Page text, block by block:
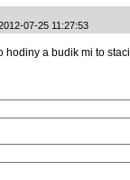
07-25 11:27:53
hodiny a budik mi to staci